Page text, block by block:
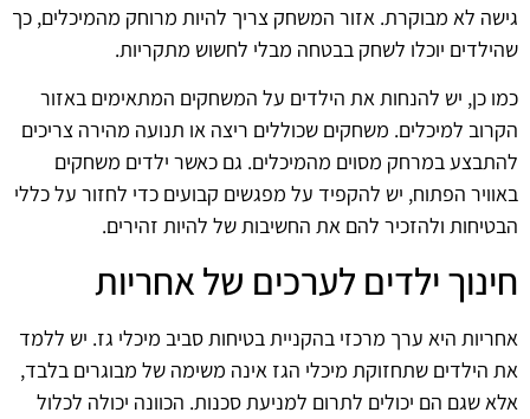
גישה לא מבוקרת. אזור המשחק צריך להיות מרוחק מהמיכלים, כך
שהילדים יוכלו לשחק בבטחה מבלי לחשוש מתקריות.
כמו כן, יש להנחות את הילדים על המשחקים המתאימים באזור
הקרוב למיכלים. משחקים שכוללים ריצה או תנועה מהירה צריכים
להתבצע במרחק מסוים מהמיכלים. גם כאשר ילדים משחקים
באוויר הפתוח, יש להקפיד על מפגשים קבועים כדי לחזור על כללי
הבטיחות ולהזכיר להם את החשיבות של להיות זהירים.
חינוך ילדים לערכים של אחריות
אחריות היא ערך מרכזי בהקניית בטיחות סביב מיכלי גז. יש ללמד
את הילדים שתחזוקת מיכלי הגז אינה משימה של מבוגרים בלבד,
אלא שגם הם יכולים לתרום למניעת סכנות. הכוונה יכולה לכלול